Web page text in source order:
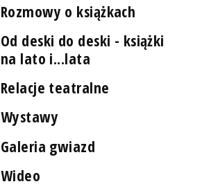
Rozmowy o książkach
Od deski do deski - książki
na lato i...lata
Relacje teatralne
Wystawy
Galeria gwiazd
Wideo